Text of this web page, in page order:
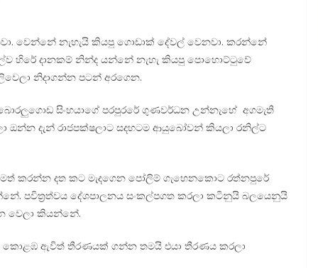
වෙන්නේ නැහැයි කියපු ගොඩාක් දේවල් වෙනවා. කරන්නේ
හිරේ දානකම් නින්ද යන්නේ නැහැ කියපු පොහොට්ටුවේ
නිදාගන්න පටන් අරගෙන.
සිංහයාගේ පරපුරරේ ගුණවර්ධන උන්නැහේ අගමැති
ඔන්න දැන් රාජපක්ෂලාට සදහටම ආයුබෝවන් කියලා රනිල්ට
කරන්න දත කට මැදගෙන පෝලිම් ගැහෙනකොට රත්නපුරේ
පවිත්‍රත්වය දේශපාලනය සංකල්පගත කරලා කටිනුයි බලයෙනුයි
වෙලා කියන්නේ.
කොළඹ ඇවිත් තීරණයක් ගන්න තමයි එයා තීරණය කරලා